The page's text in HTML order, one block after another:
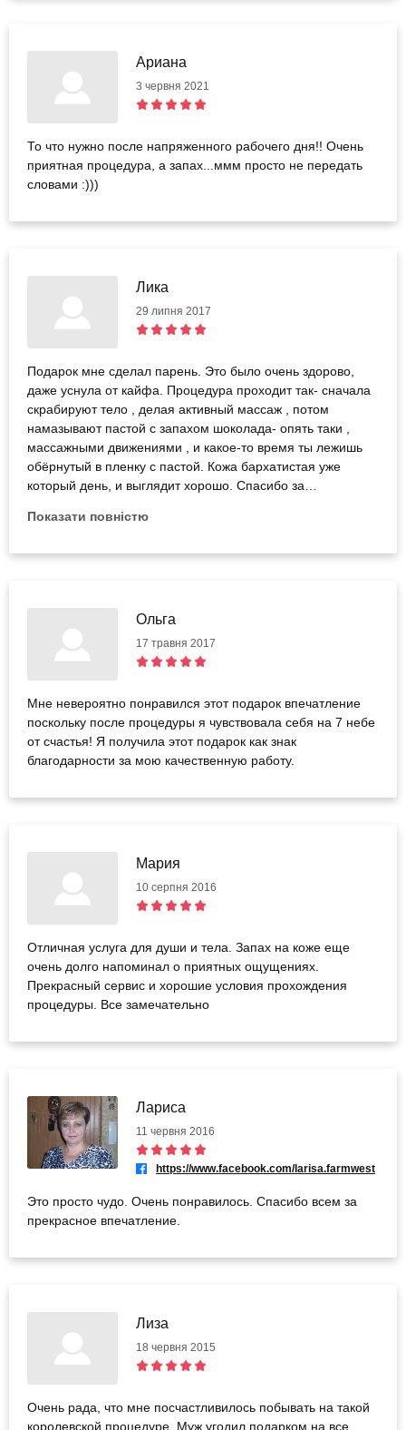
Ариана
3 червня 2021
То что нужно после напряженного рабочего дня!! Очень
приятная процедура, а запах...ммм просто не передать
словами :)))
Лика
29 липня 2017
Подарок мне сделал парень. Это было очень здорово,
даже уснула от кайфа. Процедура проходит так- сначала
скрабируют тело , делая активный массаж , потом
намазывают пастой с запахом шоколада- опять таки ,
массажными движениями , и какое-то время ты лежишь
обёрнутый в пленку с пастой. Кожа бархатистая уже
который день, и выглядит хорошо. Спасибо за
Показати повністю
Ольга
17 травня 2017
Мне невероятно понравился этот подарок впечатление
поскольку после процедуры я чувствовала себя на 7 небе
от счастья! Я получила этот подарок как знак
благодарности за мою качественную работу.
Мария
10 серпня 2016
Отличная услуга для души и тела. Запах на коже еще
очень долго напоминал о приятных ощущениях.
Прекрасный сервис и хорошие условия прохождения
процедуры. Все замечательно
Лариса
11 червня 2016
https://www.facebook.com/larisa.farmwest
Это просто чудо. Очень понравилось. Спасибо всем за
прекрасное впечатление.
Лиза
18 червня 2015
Очень рада, что мне посчастливилось побывать на такой
королевской процедуре. Муж угодил подарком на все